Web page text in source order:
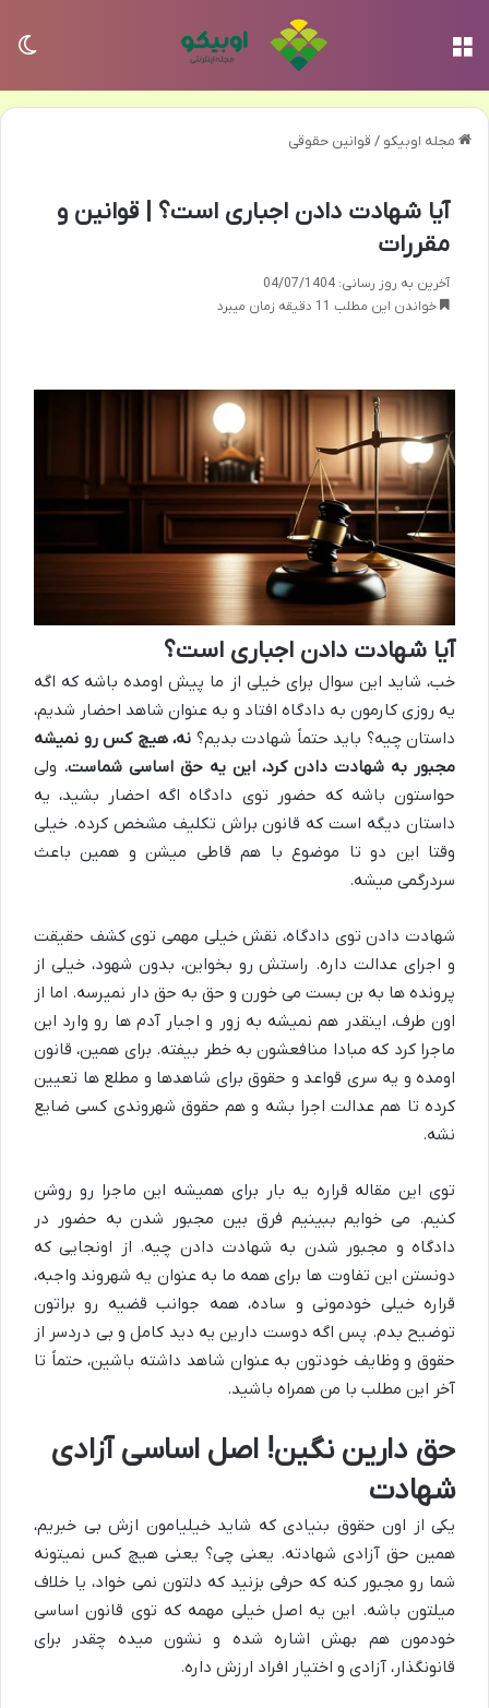
مجله اوبیکو / قوانین حقوقی
آیا شهادت دادن اجباری است؟ | قوانین و
مقررات
آخرین به روز رسانی: 04/07/1404
خواندن این مطلب 11 دقیقه زمان میبرد
آیا شهادت دادن اجباری است؟
خب، شاید این سوال برای خیلی از ما پیش اومده باشه که اگه
یه روزی کارمون به دادگاه افتاد و به عنوان شاهد احضار شدیم،
داستان چیه؟ باید حتماً شهادت بدیم؟ نه، هیچ کس رو نمیشه
مجبور به شهادت دادن کرد، این یه حق اساسی شماست. ولی
حواستون باشه که حضور توی دادگاه اگه احضار بشید، یه
داستان دیگه است که قانون براش تکلیف مشخص کرده. خیلی
وقتا این دو تا موضوع با هم قاطی میشن و همین باعث
سردرگمی میشه.
شهادت دادن توی دادگاه، نقش خیلی مهمی توی کشف حقیقت
و اجرای عدالت داره. راستش رو بخواین، بدون شهود، خیلی از
پرونده ها به بن بست می خورن و حق به حق دار نمیرسه. اما از
اون طرف، اینقدر هم نمیشه به زور و اجبار آدم ها رو وارد این
ماجرا کرد که مبادا منافعشون به خطر بیفته. برای همین، قانون
اومده و یه سری قواعد و حقوق برای شاهدها و مطلع ها تعیین
کرده تا هم عدالت اجرا بشه و هم حقوق شهروندی کسی ضایع
نشه.
توی این مقاله قراره یه بار برای همیشه این ماجرا رو روشن
کنیم. می خوایم ببینیم فرق بین مجبور شدن به حضور در
دادگاه و مجبور شدن به شهادت دادن چیه. از اونجایی که
دونستن این تفاوت ها برای همه ما به عنوان یه شهروند واجبه،
قراره خیلی خودمونی و ساده، همه جوانب قضیه رو براتون
توضیح بدم. پس اگه دوست دارین یه دید کامل و بی دردسر از
حقوق و وظایف خودتون به عنوان شاهد داشته باشین، حتماً تا
آخر این مطلب با من همراه باشید.
حق دارین نگین! اصل اساسی آزادی
شهادت
یکی از اون حقوق بنیادی که شاید خیلیامون ازش بی خبریم،
همین حق آزادی شهادته. یعنی چی؟ یعنی هیچ کس نمیتونه
شما رو مجبور کنه که حرفی بزنید که دلتون نمی خواد، یا خلاف
میلتون باشه. این یه اصل خیلی مهمه که توی قانون اساسی
خودمون هم بهش اشاره شده و نشون میده چقدر برای
قانونگذار، آزادی و اختیار افراد ارزش داره.